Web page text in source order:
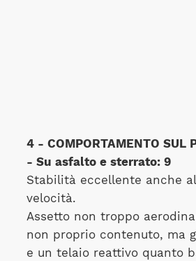
4 - COMPORTAMENTO SUL
- Su asfalto e sterrato: 9
Stabilità eccellente anche
velocità.
Assetto non troppo
non proprio contenuto, ma
e un telaio reattivo quanto